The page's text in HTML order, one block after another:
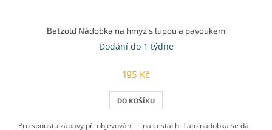
Betzold Nádobka na hmyz s lupou a pavoukem
Dodání do 1 týdne
195 Kč
DO KOŠÍKU
Pro spoustu zábavy při objevování - i na cestách. Tato nádobka se dá